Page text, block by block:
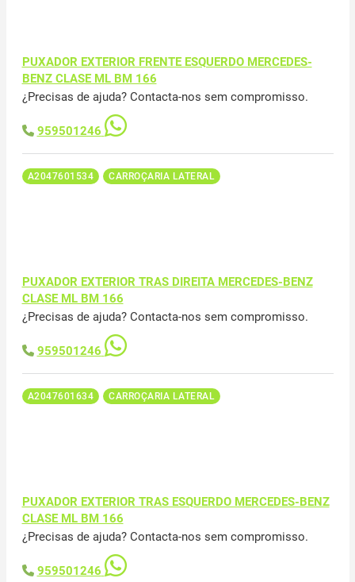
PUXADOR EXTERIOR FRENTE ESQUERDO MERCEDES-
BENZ CLASE ML BM 166
¿Precisas de ajuda? Contacta-nos sem compromisso.
959501246
A2047601534 CARROÇARIA LATERAL
PUXADOR EXTERIOR TRAS DIREITA MERCEDES-BENZ
CLASE ML BM 166
¿Precisas de ajuda? Contacta-nos sem compromisso.
959501246
A2047601634 CARROÇARIA LATERAL
PUXADOR EXTERIOR TRAS ESQUERDO MERCEDES-BENZ
CLASE ML BM 166
¿Precisas de ajuda? Contacta-nos sem compromisso.
959501246